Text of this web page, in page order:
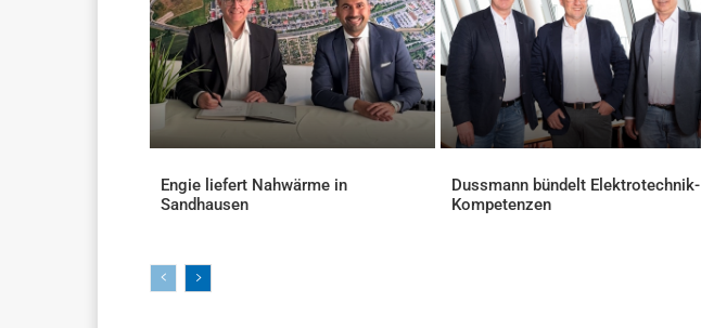
Engie liefert Nahwärme in
Sandhausen
Dussmann bündelt Elektrotechnik-
Kompetenzen